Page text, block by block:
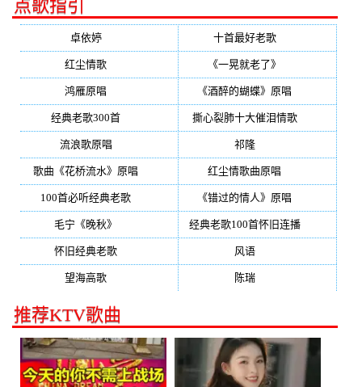
点歌指引
卓依婷(350) 十首最好老歌(300)
红尘情歌 《一晃就老了》
鸿雁原唱 《酒醉的蝴蝶》原唱
经典老歌300首 撕心裂肺十大催泪情歌(195)
流浪歌原唱 祁隆(188)
歌曲《花桥流水》原唱 红尘情歌曲原唱
100首必听经典老歌 《错过的情人》原唱
毛宁《晚秋》 经典老歌100首怀旧连播(134)
怀旧经典老歌 风语(132)
望海高歌 陈瑞(128)
推荐KTV歌曲